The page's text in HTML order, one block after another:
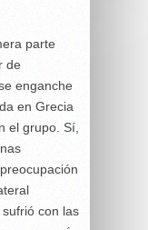
parte
de
enganche
en Grecia
el grupo. Sí,
con las